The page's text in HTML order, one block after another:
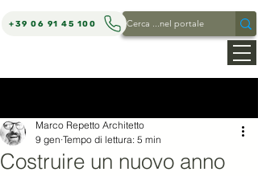
+39 06 91 45 100
Costruire un nuovo anno
Marco Repetto Architetto
9 gen Tempo di lettura: 5 min